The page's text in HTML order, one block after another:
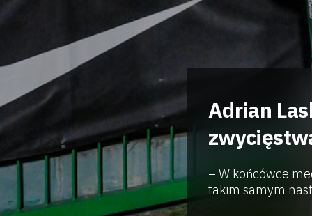
Adrian
– W końcówce
takim samym